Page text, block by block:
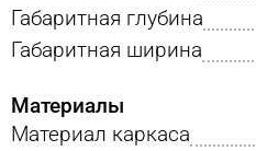
Габаритная глубина
Габаритная ширина
Материалы
Материал каркаса